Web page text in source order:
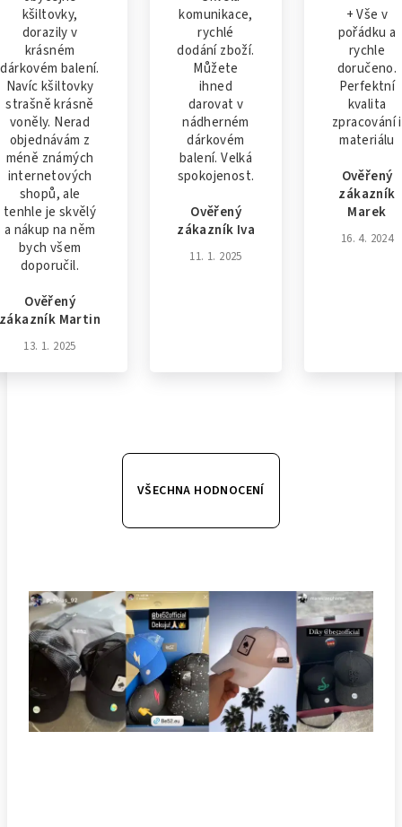
kšiltovky,
dorazily v
krásném
dárkovém balení.
Navíc kšiltovky
strašně krásně
voněly. Nerad
objednávám z
méně známých
internetových
shopů, ale
tenhle je skvělý
a nákup na něm
bych všem
doporučil.
Ověřený
zákazník Martin
13. 1. 2025
komunikace,
rychlé
dodání zboží.
Můžete
ihned
darovat v
nádherném
dárkovém
balení. Velká
spokojenost.
Ověřený
zákazník Iva
11. 1. 2025
+ Vše v
pořádku a
rychle
doručeno.
Perfektní
kvalita
zpracování i
materiálu
Ověřený
zákazník
Marek
16. 4. 2024
VŠECHNA HODNOCENÍ